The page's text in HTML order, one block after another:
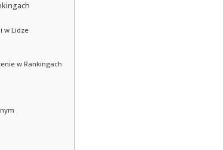
w Lidze
w Rankingach